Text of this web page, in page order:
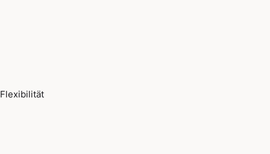
Flexibilität